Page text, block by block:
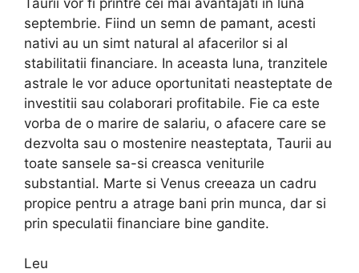
septembrie. Fiind un semn de pamant, acesti
nativi au un simt natural al afacerilor si al
stabilitatii financiare. In aceasta luna, tranzitele
astrale le vor aduce oportunitati neasteptate de
investitii sau colaborari profitabile. Fie ca este
vorba de o marire de salariu, o afacere care se
dezvolta sau o mostenire neasteptata, Taurii au
toate sansele sa-si creasca veniturile
substantial. Marte si Venus creeaza un cadru
propice pentru a atrage bani prin munca, dar si
prin speculatii financiare bine gandite.
Leu